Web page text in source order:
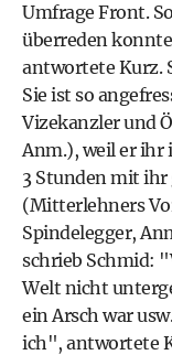
Umfrage Front.
überreden
antwortete Kurz.
Sie ist so
Vizekanzler und
Anm.), weil er ihr
3 Stunden mit ihr
(Mitterlehners
Spindelegger,
schrieb Schmid:
Welt nicht
ein Arsch war
ich", antwortete